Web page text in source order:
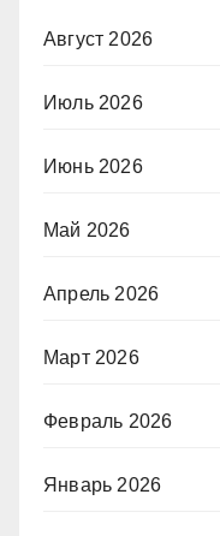
Август 2026
Июль 2026
Июнь 2026
Май 2026
Апрель 2026
Март 2026
Февраль 2026
Январь 2026